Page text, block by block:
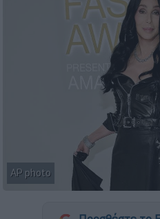
AP photo